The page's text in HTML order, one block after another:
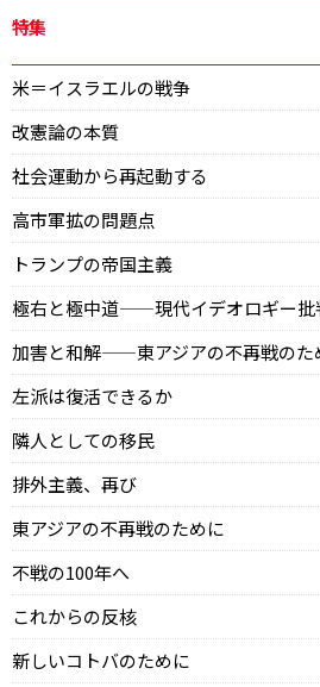
特集
米＝イスラエルの戦争
改憲論の本質
社会運動から再起動する
高市軍拡の問題点
トランプの帝国主義
極右と極中道——現代イデオロギー批
加害と和解——東アジアの不再戦のた
左派は復活できるか
隣人としての移民
排外主義、再び
東アジアの不再戦のために
不戦の100年へ
これからの反核
新しいコトバのために